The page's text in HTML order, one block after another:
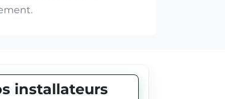
installateurs